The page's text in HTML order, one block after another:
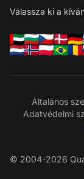
Válassza ki a
Általános
Adatvédelmi
© 2004-2026